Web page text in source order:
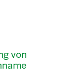
von